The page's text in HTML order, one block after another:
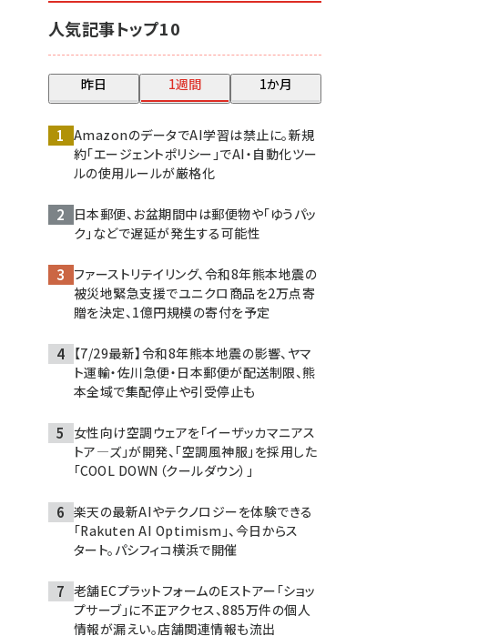
人気記事トップ10
昨日 1週間 1か月
AmazonのデータでAI学習は禁止に。新規
約「エージェントポリシー」でAI・自動化ツー
ルの使用ルールが厳格化
日本郵便、お盆期間中は郵便物や「ゆうパッ
ク」などで遅延が発生する可能性
ファーストリテイリング、令和8年熊本地震の
被災地緊急支援でユニクロ商品を2万点寄
贈を決定、1億円規模の寄付を予定
【7/29最新】令和8年熊本地震の影響、ヤマ
ト運輸・佐川急便・日本郵便が配送制限、熊
本全域で集配停止や引受停止も
女性向け空調ウェアを「イーザッカマニアス
トア―ズ」が開発、「空調風神服」を採用した
「COOL DOWN（クールダウン）」
楽天の最新AIやテクノロジーを体験できる
「Rakuten AI Optimism」、今日からス
タート。パシフィコ横浜で開催
老舗ECプラットフォームのEストアー「ショッ
プサーブ」に不正アクセス、885万件の個人
情報が漏えい。店舗関連情報も流出